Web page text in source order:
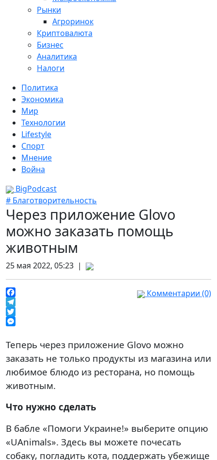
Рынки
Агроринок
Криптовалюта
Бизнес
Аналитика
Налоги
Политика
Экономика
Мир
Технологии
Lifestyle
Спорт
Мнение
Война
BigPodcast
# Благотворительность
Через приложение Glovo
можно заказать помощь
животным
25 мая 2022, 05:23 |
Facebook
Telegram
Twitter
Комментарии (0)
Теперь через приложение Glovo можно
заказать не только продукты из магазина или
любимое блюдо из ресторана, но помощь
животным.
Что нужно сделать
В бабле «Помоги Украине!» выберите опцию
«UAnimals». Здесь вы можете почесать
собаку, погладить кота, поддержать убежище